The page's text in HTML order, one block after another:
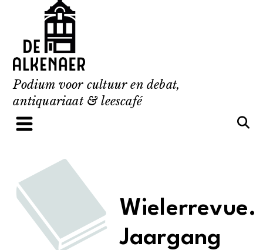
content
Podium voor cultuur en debat,
antiquariaat & leescafé
Wielerrevue.
Jaargang